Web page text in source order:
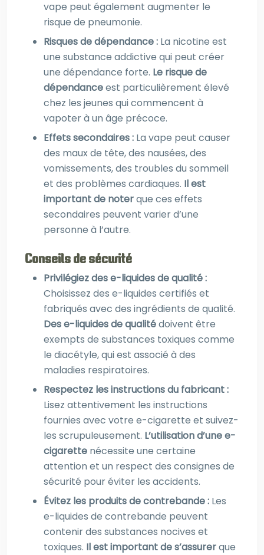
vape peut également augmenter le
risque de pneumonie.
Risques de dépendance : La nicotine est
une substance addictive qui peut créer
une dépendance forte. Le risque de
dépendanceest particulièrement élevé
chez les jeunes qui commencent à
vapoter à un âge précoce.
Effets secondaires : La vape peut causer
des maux de tête, des nausées, des
vomissements, des troubles du sommeil
et des problèmes cardiaques. Il est
important de noterque ces effets
secondaires peuvent varier d’une
personne à l’autre.
Conseils de sécurité
Privilégiez des e-liquides de qualité :
Choisissez des e-liquides certifiés et
fabriqués avec des ingrédients de qualité.
Des e-liquides de qualitédoivent être
exempts de substances toxiques comme
le diacétyle, qui est associé à des
maladies respiratoires.
Respectez les instructions du fabricant :
Lisez attentivement les instructions
fournies avec votre e-cigarette et suivez-
les scrupuleusement. L’utilisation d’une e-
cigarette nécessite une certaine
attention et un respect des consignes de
sécurité pour éviter les accidents.
Évitez les produits de contrebande : Les
e-liquides de contrebande peuvent
contenir des substances nocives et
toxiques. Il est important de s’assurerque